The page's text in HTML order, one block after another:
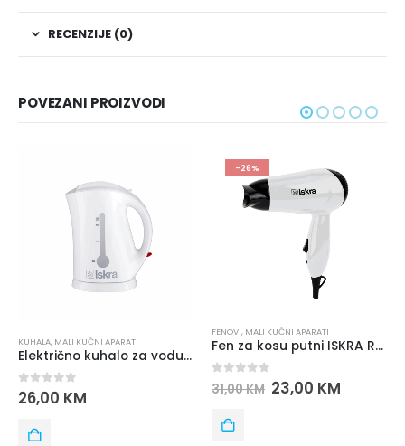
RECENZIJE (0)
POVEZANI PROIZVODI
KUHALA, MALI KUĆNI APARATI
Električno kuhalo za vodu ISKRA T-702
0out of 5
26,00 KM
-26%
FENOVI, MALI KUĆNI APARATI
Fen za kosu putni ISKRA RH-1818-1 1200W – bijela boja
0out of 5
31,00KM 23,00 KM